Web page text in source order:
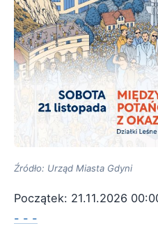
Źródło: Urząd Miasta Gdyni
Początek: 21.11.2026
- - -